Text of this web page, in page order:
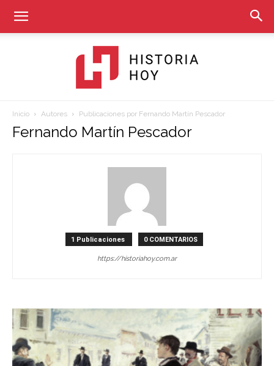
Historia
Inicio Autores Publicaciones por Fernando Martín Pescador
Fernando Martín Pescador
1 Publicaciones 0 COMENTARIOS
https://historiahoy.com.ar